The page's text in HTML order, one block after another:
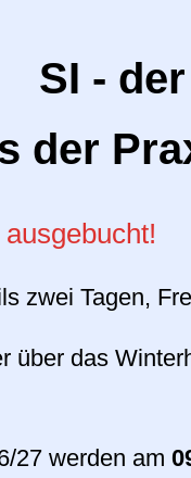
SI -
der
zwei Tagen,
über das
27 werden am